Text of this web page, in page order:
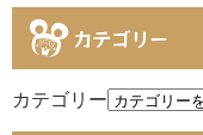
カテゴリー
カテゴリー